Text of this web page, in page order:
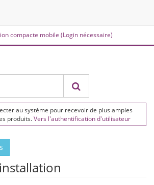
compacte mobile (Login nécessaire)
au système pour recevoir de plus amples
produits.Vers l'authentification d'utilisateur